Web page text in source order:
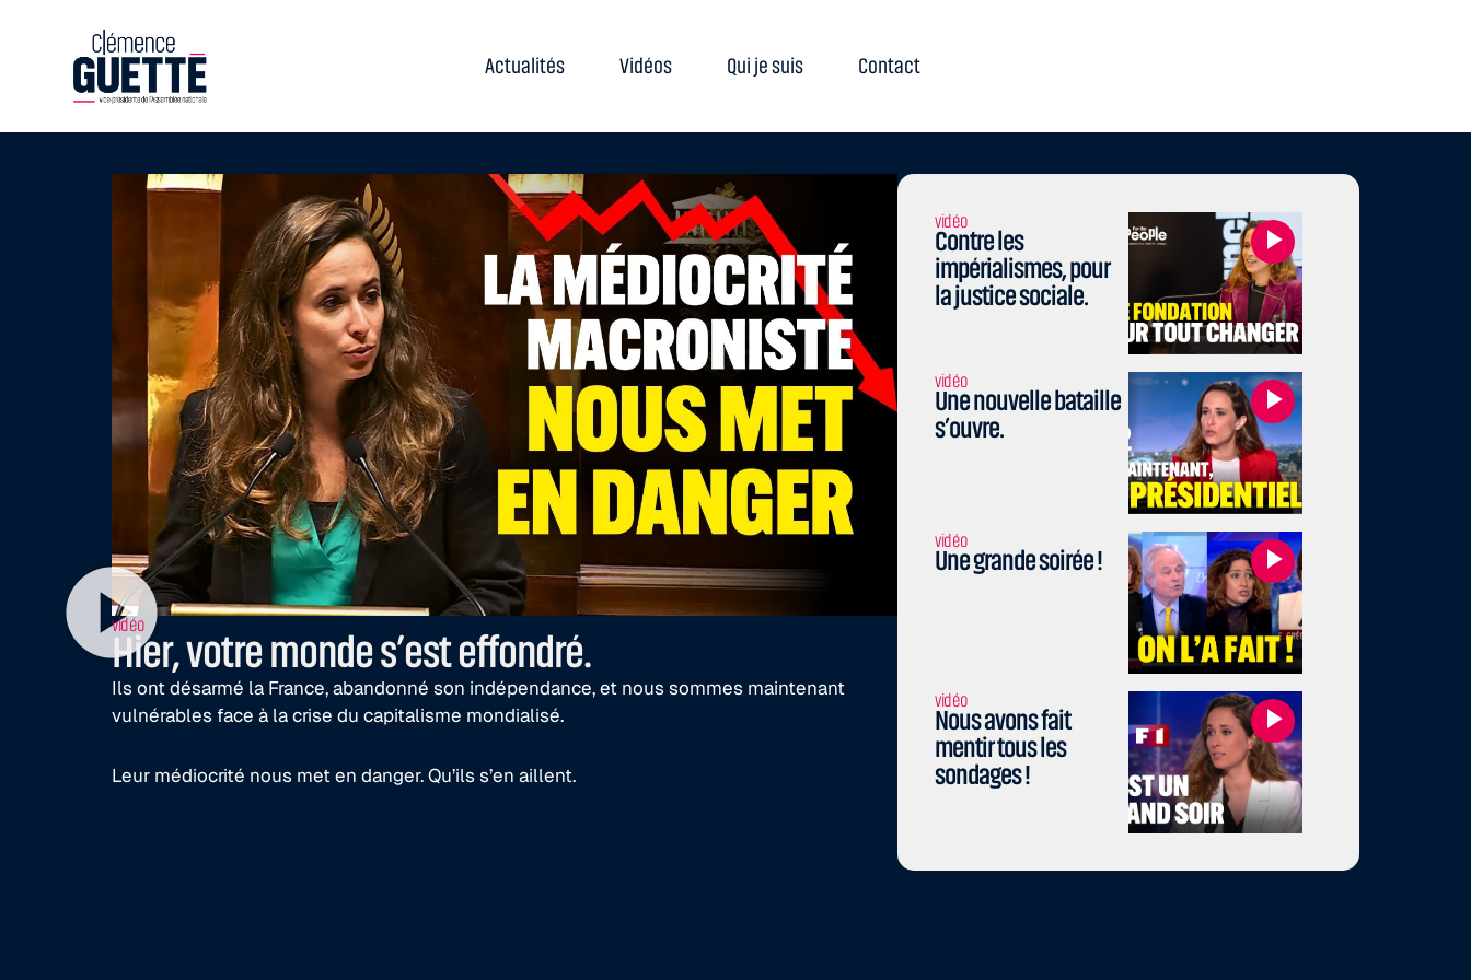
Actualités Vidéos Qui je suis Contact
vidéo
Hier, votre monde s’est effondré.
Ils ont désarmé la France, abandonné son indépendance, et nous sommes maintenant
vulnérables face à la crise du capitalisme mondialisé.
Leur médiocrité nous met en danger. Qu’ils s’en aillent.
vidéo
Contre les
impérialismes, pour
la justice sociale.
vidéo
Une nouvelle bataille
s’ouvre.
vidéo
Une grande soirée !
vidéo
Nous avons fait
mentir tous les
sondages !